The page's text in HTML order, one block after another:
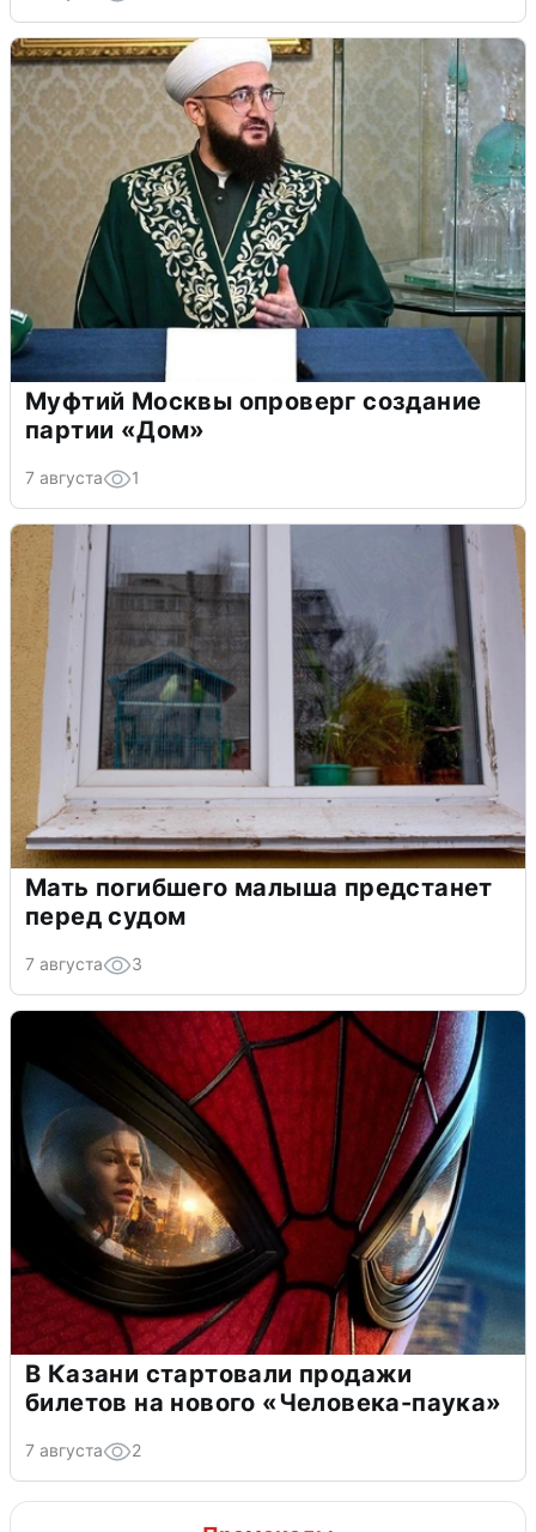
Муфтий Москвы опроверг создание
партии «Дом»
7 августа 1
Мать погибшего малыша предстанет
перед судом
7 августа 3
В Казани стартовали продажи
билетов на нового «Человека-паука»
7 августа 2